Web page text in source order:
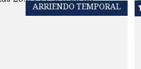
ARRIENDO TEMPORAL